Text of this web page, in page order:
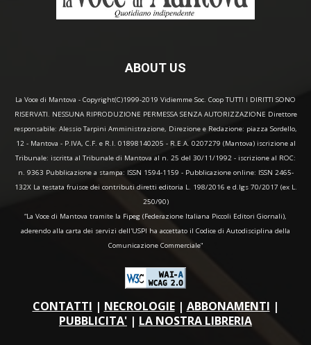
ABOUT US
La Voce di Mantova - Copyright(C)1999-2019 Vidiemme Soc. Coop TUTTI I DIRITTI SONO
RISERVATI. NESSUNA RIPRODUZIONE PERMESSA SENZA AUTORIZZAZIONE Direttore
responsabile: Alessio Tarpini Amministrazione, Direzione e Redazione: piazza Sordello,
12 - Mantova - P.IVA, C.F. e R.I. 01898140205 - R.E.A. 0207279 (Mantova) iscrizione al
Tribunale: iscritta al Tribunale di Mantova al n. 25 del 30/11/1992 - iscrizione al ROC:
n. 9363 Pubblicazione a stampa: ISSN 1594-1159 - Pubblicazione online: ISSN 2465-
132X La testata fruisce dei contributi diretti editoria L. 198/2016 e d.lgs 70/2017 (ex L.
250/90)
“La Voce di Mantova tramite la Fipeg (Federazione Italiana Piccoli Editori Giornali),
aderendo alla carta dei servizi dell'USPI ha accettato il Codice di Autodisciplina della
Comunicazione Commerciale"
CONTATTI | NECROLOGIE| ABBONAMENTI |
PUBBLICITA' | LA NOSTRA LIBRERIA